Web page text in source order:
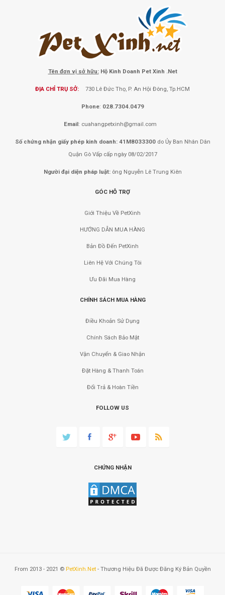
Tên đơn vị sở hữu:Hộ Kinh Doanh Pet Xinh .Net
ĐỊA CHỈ TRỤ SỞ: 730 Lê Đức Thọ, P. An Hội Đông, Tp.HCM
Phone: 028.7304.0479
Email: cuahangpetxinh@gmail.com
Số chứng nhận giấy phép kinh doanh: 41M8033300do Ủy Ban Nhân Dân
Quận Gò Vấp cấp ngày 08/02/2017
Người đại diện pháp luật:ông Nguyễn Lê Trung Kiên
GÓC HỖ TRỢ
Giới Thiệu Về PetXinh
HƯỚNG DẪN MUA HÀNG
Bản Đồ Đến PetXinh
Liên Hệ Với Chúng Tôi
Ưu Đãi Mua Hàng
CHÍNH SÁCH MUA HÀNG
Điều Khoản Sử Dụng
Chính Sách Bảo Mật
Vận Chuyển & Giao Nhận
Đặt Hàng & Thanh Toán
Đổi Trả & Hoàn Tiền
FOLLOW US
CHỨNG NHẬN
From 2013 - 2021 © PetXinh.net- Thương Hiệu Đã Được Đăng Ký Bản Quyền